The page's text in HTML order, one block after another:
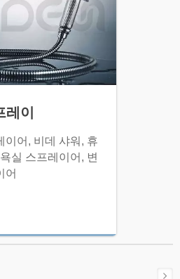
레이
이어, 비데 샤워, 휴
실 스프레이어, 변
어